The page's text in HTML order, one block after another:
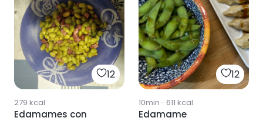
12
279 kcal
Edamames con
12
10min · 611 kcal
Edamame